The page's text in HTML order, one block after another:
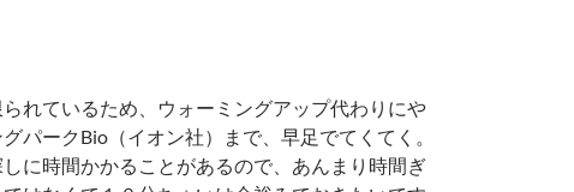
れているため、ウォーミングアップ代わりにや
パークBio（イオン社）まで、早足でてくてく。
に時間かかることがあるので、あんまり時間ぎ